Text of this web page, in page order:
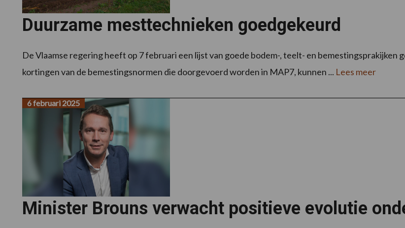
Duurzame mesttechnieken goedgekeurd
De Vlaamse regering heeft op 7 februari een lijst van goede bodem-, teelt- en bemestingsprakijken
kortingen van de bemestingsnormen die doorgevoerd worden in MAP7, kunnen ... Lees meer
Minister Brouns verwacht positieve evolutie
6 februari 2025